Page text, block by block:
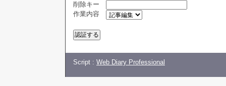
削除キー
作業内容
Script : Web Diary Professional